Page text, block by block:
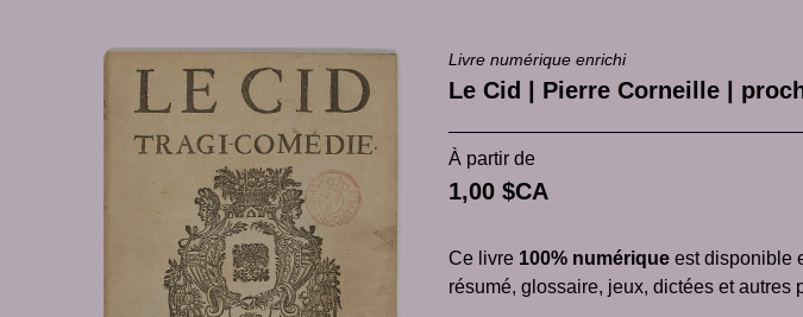
Livre numérique enrichi
Le Cid | Pierre Corneille |
À partir de
1,00 $CA
Ce livre 100% numérique est disponible
résumé, glossaire, jeux, dictées et autres